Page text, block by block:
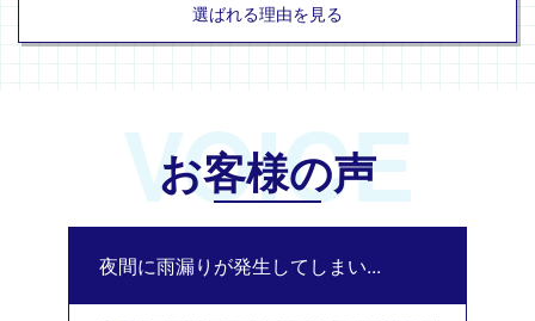
選ばれる理由を見る
VOICE
お客様の声
夜間に雨漏りが発生してしまい...